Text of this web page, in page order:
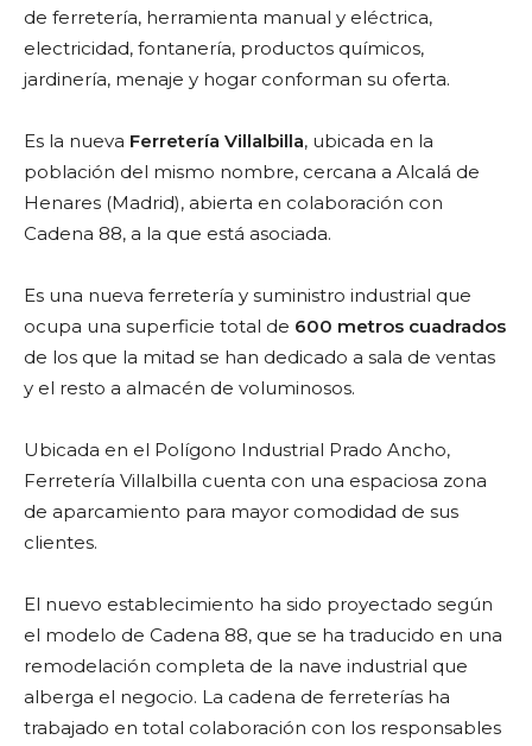
de ferretería, herramienta manual y eléctrica,
electricidad, fontanería, productos químicos,
jardinería, menaje y hogar conforman su oferta.
Es la nueva Ferretería Villalbilla, ubicada en la
población del mismo nombre, cercana a Alcalá de
Henares (Madrid), abierta en colaboración con
Cadena 88, a la que está asociada.
Es una nueva ferretería y suministro industrial que
ocupa una superficie total de 600 metros cuadrados
de los que la mitad se han dedicado a sala de ventas
y el resto a almacén de voluminosos.
Ubicada en el Polígono Industrial Prado Ancho,
Ferretería Villalbilla cuenta con una espaciosa zona
de aparcamiento para mayor comodidad de sus
clientes.
El nuevo establecimiento ha sido proyectado según
el modelo de Cadena 88, que se ha traducido en una
remodelación completa de la nave industrial que
alberga el negocio. La cadena de ferreterías ha
trabajado en total colaboración con los responsables